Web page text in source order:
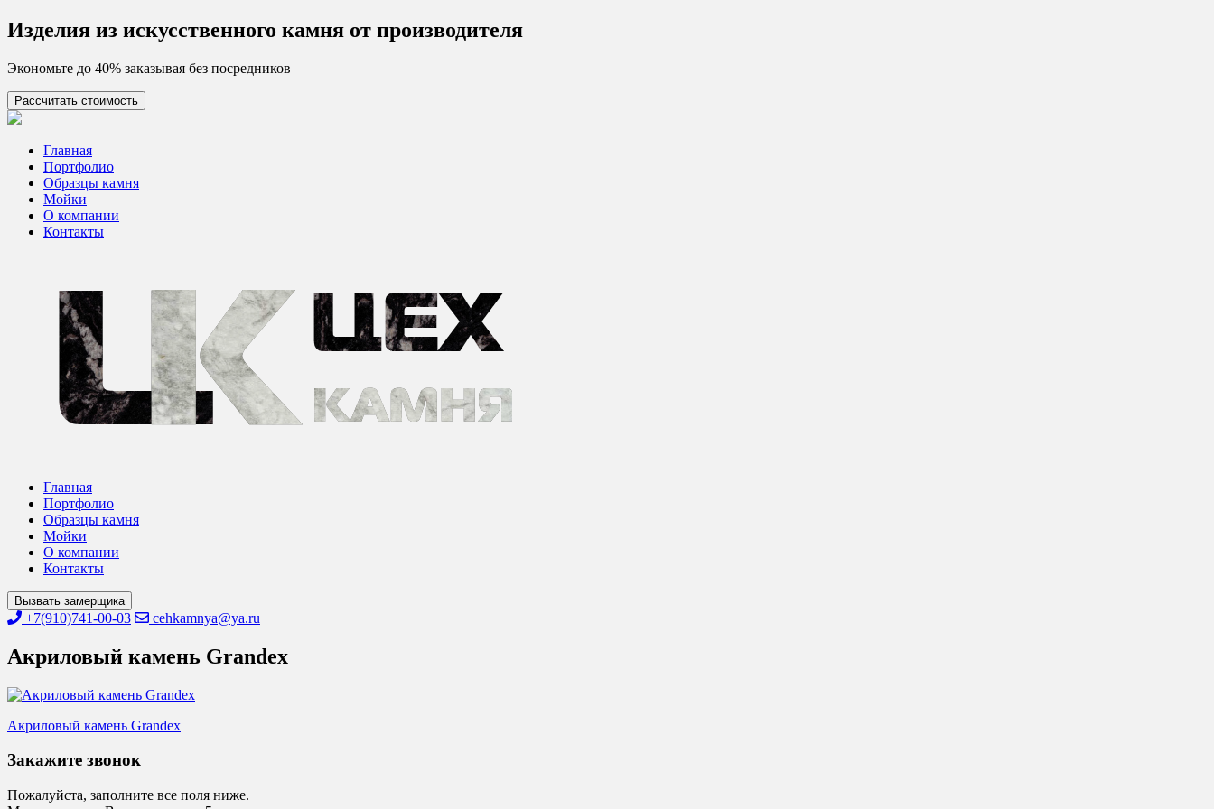
Skip
to
Изделия из искусcтвенного камня от производителя
Экономьте до 40% заказывая без посредников
Рассчитать стоимость
Цех камня
Столешницы из искусственного камня
Главная
Портфолио
Образцы камня
Мойки
О компании
Контакты
Главная
Портфолио
Образцы камня
Мойки
О компании
Контакты
Вызвать замерщика
+7(910)741-00-03 cehkamnya@ya.ru
Акриловый камень Grandex
Навигация
по
Акриловый камень Grandex
Закажите звонок
Пожалуйста, заполните все поля ниже.